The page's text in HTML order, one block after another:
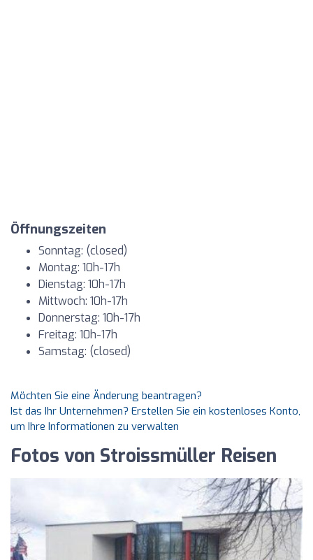
Öffnungszeiten
Sonntag: (closed)
Montag: 10h-17h
Dienstag: 10h-17h
Mittwoch: 10h-17h
Donnerstag: 10h-17h
Freitag: 10h-17h
Samstag: (closed)
Möchten Sie eine Änderung beantragen?
Ist das Ihr Unternehmen? Erstellen Sie ein kostenloses Konto,
um Ihre Informationen zu verwalten
Fotos von Stroissmüller Reisen